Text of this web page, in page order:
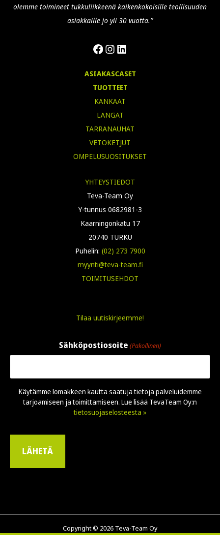
olemme toimineet tukkuliikkeenä kaikenkokoisille teollisuuden
asiakkaille jo yli 30 vuotta.”
Facebook
Instagram
LinkedIn
ASIAKASCASET
TUOTTEET
KANKAAT
LANGAT
TARRANAUHAT
VETOKETJUT
OMPELUSUOSITUKSET
YHTEYSTIEDOT
Teva-Team Oy
Y-tunnus 0682981-3
Kaarningonkatu 17
20740 TURKU
Puhelin: (02) 273 7900
myynti@teva-team.fi
TOIMITUSEHDOT
Tilaa uutiskirjeemme!
Sähköpostiosoite (Pakollinen)
Käytämme lomakkeen kautta saatuja tietoja palveluidemme
tarjoamiseen ja toimittamiseen. Lue lisää TevaTeam Oy:n
tietosuojaselosteesta »
Copyright © 2026 Teva-Team Oy